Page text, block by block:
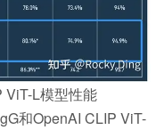
ViT-L模型性能
G和OpenAI CLIP ViT-